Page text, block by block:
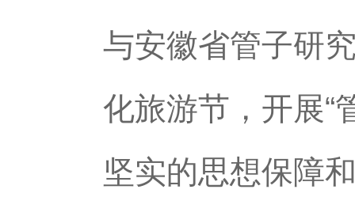
与安徽省管子研
化旅游节，开展“
坚实的思想保障